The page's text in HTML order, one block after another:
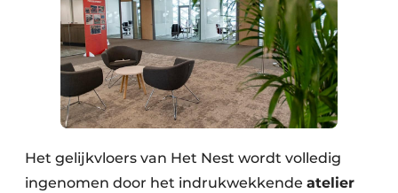
Het gelijkvloers van Het Nest wordt volledig
ingenomen door het indrukwekkende atelier